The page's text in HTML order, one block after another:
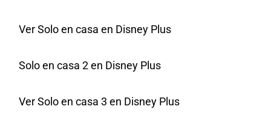
Ver Solo en casa en Disney Plus
Solo en casa 2 en Disney Plus
Ver Solo en casa 3 en Disney Plus